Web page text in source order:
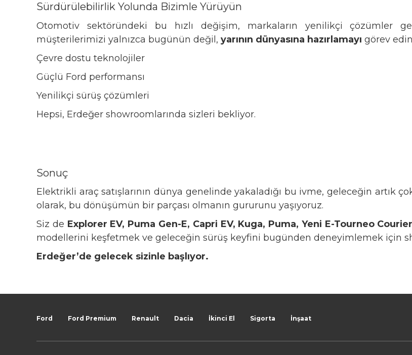
Sürdürülebilirlik Yolunda Bizimle Yürüyün
Otomotiv sektöründeki bu hızlı değişim, markaların yenilikçi çözümler
müşterilerimizi yalnızca bugünün değil, yarının dünyasına hazırlamayı görev
Çevre dostu teknolojiler
Güçlü Ford performansı
Yenilikçi sürüş çözümleri
Hepsi, Erdeğer showroomlarında sizleri bekliyor.
Sonuç
Elektrikli araç satışlarının dünya genelinde yakaladığı bu ivme, geleceğin artık
olarak, bu dönüşümün bir parçası olmanın gururunu yaşıyoruz.
Siz de Explorer EV, Puma Gen-E, Capri EV, Kuga, Puma, Yeni E-Tourneo
modellerini keşfetmek ve geleceğin sürüş keyfini bugünden deneyimlemek için
Erdeğer’de gelecek sizinle başlıyor.
Ford Ford Premium Renault Dacia İkinci El Sigorta İnşaat